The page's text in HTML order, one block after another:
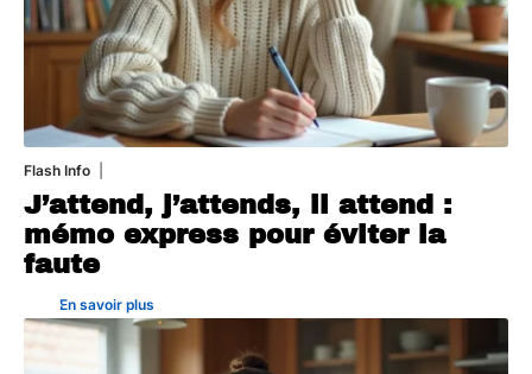
Flash Info
J’attend, j’attends, il attend :
mémo express pour éviter la
faute
En savoir plus